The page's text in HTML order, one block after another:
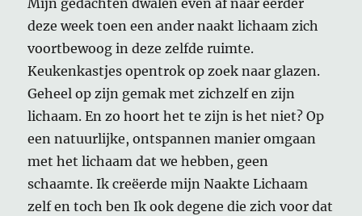
Mijn gedachten dwalen even af naar eerder
deze week toen een ander naakt lichaam zich
voortbewoog in deze zelfde ruimte.
Keukenkastjes opentrok op zoek naar glazen.
Geheel op zijn gemak met zichzelf en zijn
lichaam. En zo hoort het te zijn is het niet? Op
een natuurlijke, ontspannen manier omgaan
met het lichaam dat we hebben, geen
schaamte. Ik creëerde mijn Naakte Lichaam
zelf en toch ben Ik ook degene die zich voor dat